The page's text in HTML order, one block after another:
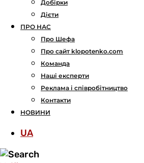
Добірки
Дієти
ПРО НАС
Про Шефа
Про сайт klopotenko.com
Команда
Наші експерти
Реклама і співробітництво
Контакти
НОВИНИ
UA